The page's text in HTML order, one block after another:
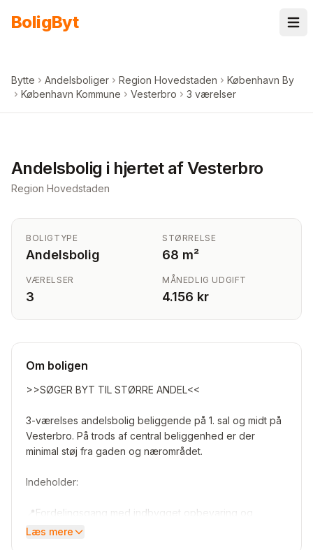
BoligByt
Bytte Andelsboliger Region Hovedstaden
København By
København Kommune
Vesterbro 3 værelser
Andelsbolig i hjertet af Vesterbro
Region Hovedstaden
BOLIGTYPE
Andelsbolig
STØRRELSE
68 m²
VÆRELSER
3
MÅNEDLIG UDGIFT
4.156 kr
Om boligen
>>SØGER BYT TIL STØRRE ANDEL<<
3-værelses andelsbolig beliggende på 1. sal og midt på
Vesterbro. På trods af central beliggenhed er der
minimal støj fra gaden og nærområdet.
Indeholder:
📍Fordelingsgang med indbygget opbevaring og
vaskemaskine
Læs mere